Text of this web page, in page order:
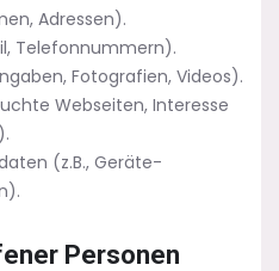
Adressen).
Telefonnummern).
Fotografien, Videos).
Webseiten, Interesse
(z.B., Geräte-
Personen